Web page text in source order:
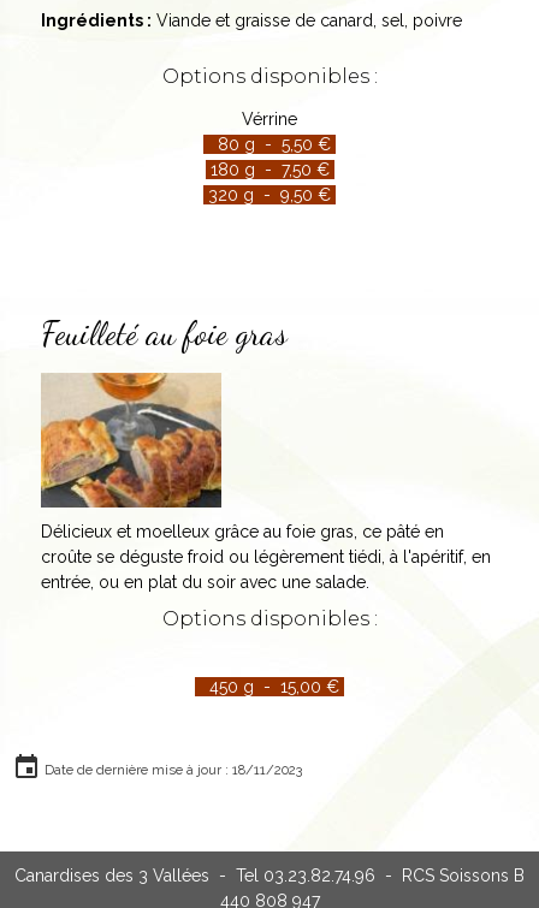
Ingrédients : Viande et graisse de canard, sel, poivre
Options disponibles :
Vérrine
80 g - 5,50 €
180 g - 7,50 €
320 g - 9,50 €
Feuilleté au foie gras
Délicieux et moelleux grâce au foie gras, ce pâté en
croûte se déguste froid ou légèrement tiédi, à l'apéritif, en
entrée, ou en plat du soir avec une salade.
Options disponibles :
450 g - 15,00 €
Date de dernière mise à jour : 18/11/2023
Canardises des 3 Vallées - Tel 03.23.82.74.96 - RCS Soissons B
440 808 947